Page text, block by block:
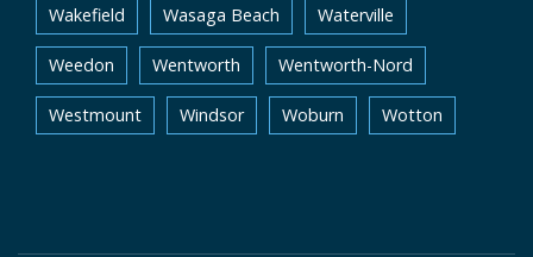
Wakefield Wasaga Beach Waterville
Weedon Wentworth Wentworth-Nord
Westmount Windsor Woburn Wotton